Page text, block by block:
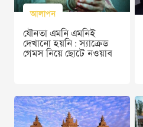
আলাপন
যৌনতা এমনি এমনিই
দেখানো হয়নি : স্যাক্রেড
গেমস নিয়ে ছোটে নওয়াব